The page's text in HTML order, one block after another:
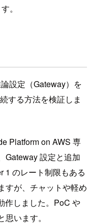
。
設定（Gateway）を
する方法を検証しま
Platform on AWS 専
Gateway 設定と追加
1 のレート制限もある
すが、チャットや軽め
作しました。PoC や
います。